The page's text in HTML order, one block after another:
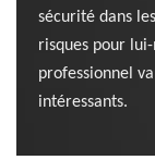
sécurité dans
risques pour
professionnel
intéressants.